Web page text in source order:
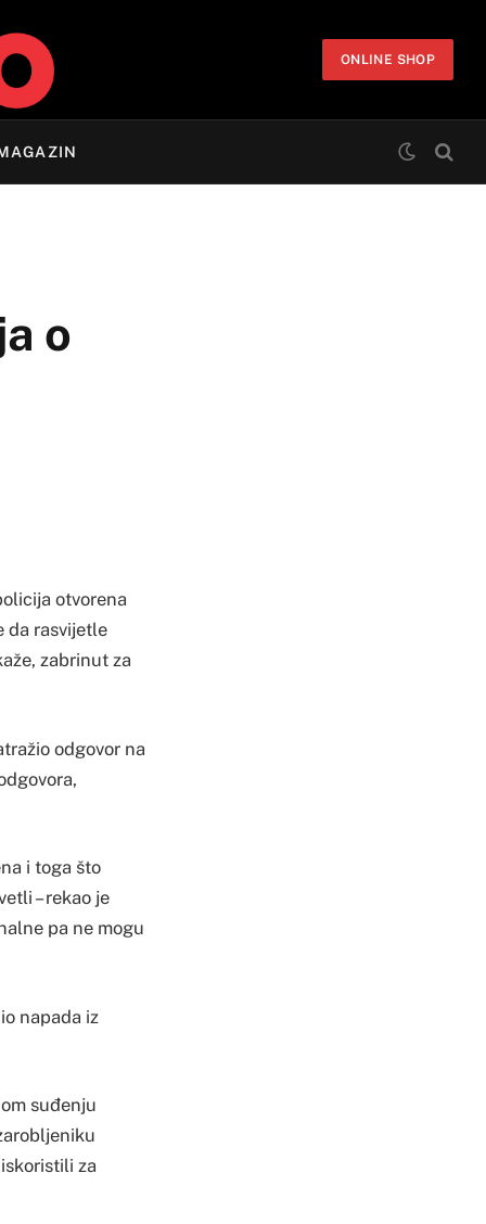
ONLINE SHOP
o
otvorena
da rasvijetle
zabrinut za
odgovor na
i toga što
– rekao je
pa ne mogu
napada iz
suđenju
za